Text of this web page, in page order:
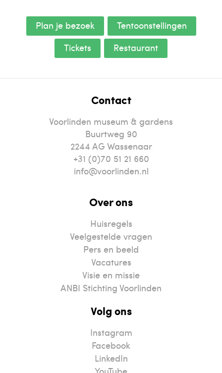
Plan je bezoek
Tentoonstellingen
Tickets
Restaurant
Contact
Voorlinden museum & gardens
Buurtweg 90
2244 AG Wassenaar
+31 (0)70 51 21 660
info@voorlinden.nl
Over ons
Huisregels
Veelgestelde vragen
Pers en beeld
Vacatures
Visie en missie
ANBI Stichting Voorlinden
Volg ons
Instagram
Facebook
LinkedIn